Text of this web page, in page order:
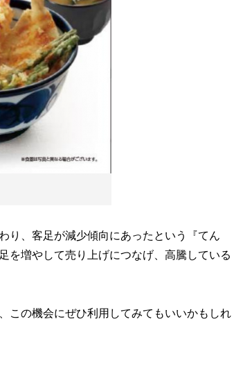
、客足が減少傾向にあったという『てん
を増やして売り上げにつなげ、高騰している
この機会にぜひ利用してみてもいいかもしれ